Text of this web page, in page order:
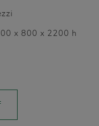
x 800 x 2200 h